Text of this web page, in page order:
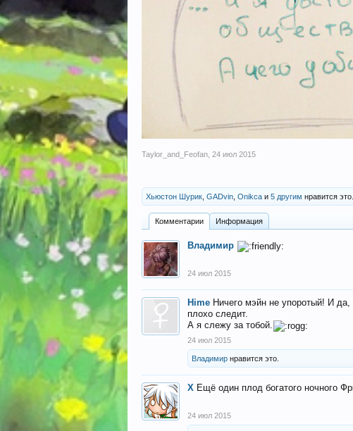
Taylor_and_Feofan 24 июл 2015
Хьюстон Шурик GADvin Onikca и 5 другим нравится это.
Комментарии Информация
Владимир
24 июл 2015
Hime Ничего мэйн не упоротый! И да,
плохо следит.
А я слежу за тобой.
24 июл 2015
Владимир нравится это.
X Ещё один плод богатого ночного
24 июл 2015